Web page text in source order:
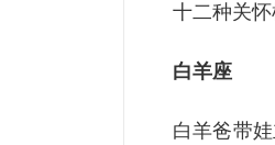
十二种关
白羊座
白羊爸带